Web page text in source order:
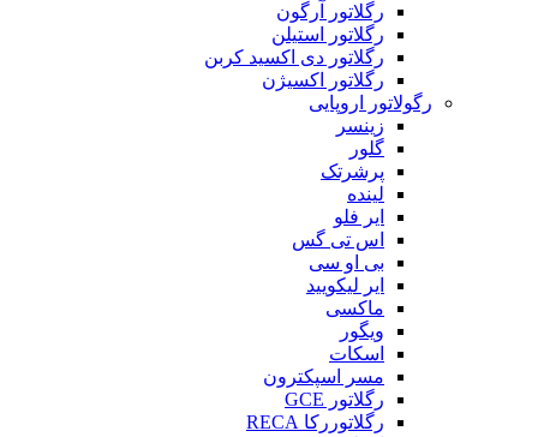
رگلاتور آرگون
رگلاتور استیلن
رگلاتور دی اکسید کربن
رگلاتور اکسیژن
رگولاتور اروپایی
زینسر
گلور
پرشرتک
لینده
ایر فلو
اس تی گس
بی او سی
ایر لیکویید
ماکسی
ویگور
اسکات
مسر اسپکترون
رگلاتور GCE
رگلاتوررکا RECA